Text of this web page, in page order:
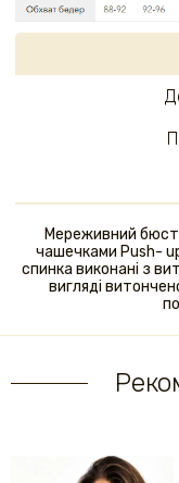
Мереживний
чашечками Push-
спинка виконані з
вигляді